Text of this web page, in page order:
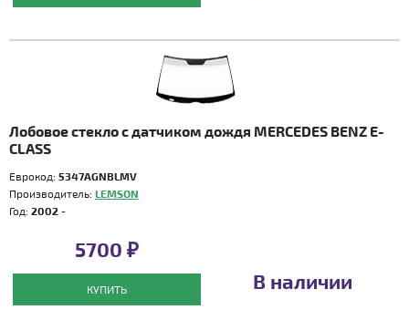
Лобовое стекло с датчиком дождя MERCEDES BENZ E-
CLASS
Еврокод: 5347AGNBLMV
Производитель: LEMSON
Год: 2002 -
5700 ₽
КУПИТЬ В наличии